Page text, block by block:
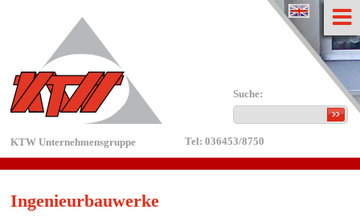
english
KTW Unternehmensgruppe Tel: 036453/8750
Suche:
In­ge­nieur­bau­wer­ke